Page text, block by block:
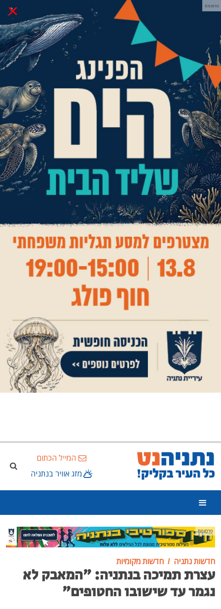
× פרסומת
המייל הכתום
מזג אוויר בנתניה
פרסומת
חדשות נתניה חדשות מקומיות
עצרת תמיכה בנתניה: "המאבק לא
נגמר עד שישובו החטופים"